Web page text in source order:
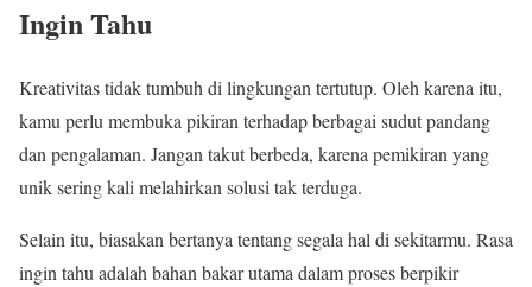
Ingin Tahu
Kreativitas tidak tumbuh di lingkungan tertutup. Oleh karena itu,
kamu perlu membuka pikiran terhadap berbagai sudut pandang
dan pengalaman. Jangan takut berbeda, karena pemikiran yang
unik sering kali melahirkan solusi tak terduga.
Selain itu, biasakan bertanya tentang segala hal di sekitarmu. Rasa
ingin tahu adalah bahan bakar utama dalam proses berpikir